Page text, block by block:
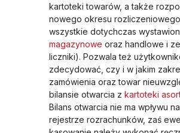
kartoteki towarów, a także
nowego okresu
wszystkie dotychczas
magazynowe oraz handlowe i
liczniki). Pozwala też
zdecydować, czy i w jakim
zamówienia oraz towar
bilansie otwarcia z kartoteki
Bilans otwarcia nie ma wpływu
rejestrze rozrachunków, zaś